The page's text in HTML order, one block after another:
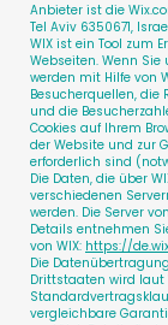
Anbieter ist die
Tel Aviv 6350671,
WIX ist ein Tool zum
Webseiten. Wenn
werden mit Hilfe von
Besucherquellen, die
und die
Cookies auf Ihrem
der Website und zur
erforderlich sind
Die Daten, die über
verschiedenen
werden. Die Server
Details entnehmen
von WIX: https://
Die
Drittstaaten wird laut
vergleichbare